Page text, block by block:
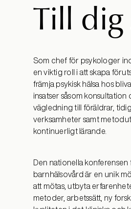
Till dig
Som chef för psykologer
en viktig roll i att skapa
främja psykisk hälsa hos
insatser såsom
vägledning till föräldrar,
verksamheter samt
kontinuerligt lärande.
Den nationella
barnhälsovård är en unik
att mötas, utbyta
metoder, arbetssätt, ny